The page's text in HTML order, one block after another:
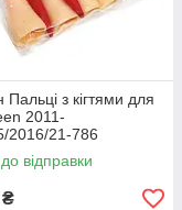
Пальці з кігтями для
2011-
2016/21-786
відправки
₴